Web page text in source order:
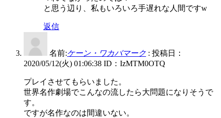
と思う辺り、私もいろいろ手遅れな人間ですw
返信
名前:ケーン・ワカバマーク : 投稿日：
2020/05/12(火) 01:06:38 ID：IzMTM0OTQ
プレイさせてもらいました。
世界名作劇場でこんなの流したら大問題になりそうで
す。
ですが名作なのは間違いない。